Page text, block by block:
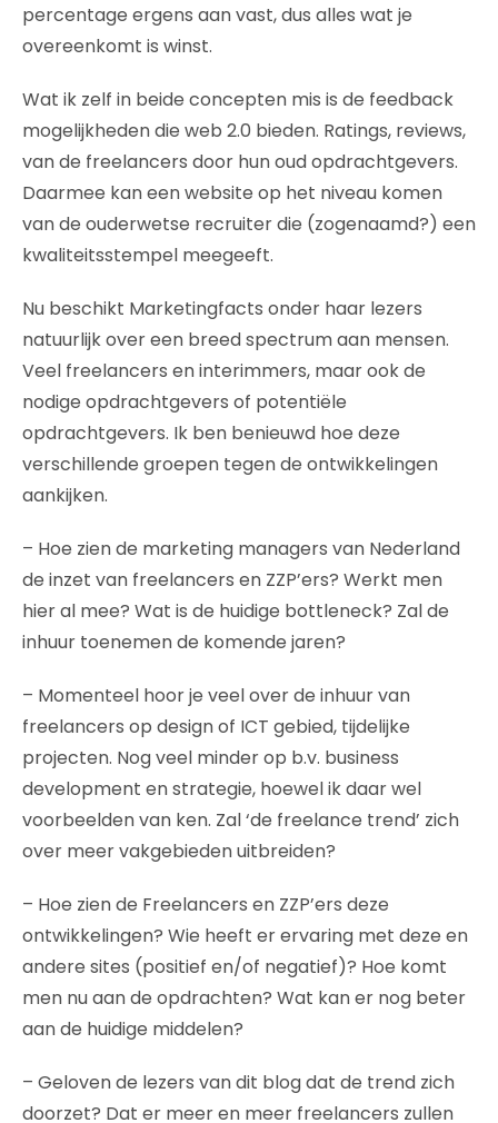
percentage ergens aan vast, dus alles wat je
overeenkomt is winst.
Wat ik zelf in beide concepten mis is de feedback
mogelijkheden die web 2.0 bieden. Ratings, reviews,
van de freelancers door hun oud opdrachtgevers.
Daarmee kan een website op het niveau komen
van de ouderwetse recruiter die (zogenaamd?) een
kwaliteitsstempel meegeeft.
Nu beschikt Marketingfacts onder haar lezers
natuurlijk over een breed spectrum aan mensen.
Veel freelancers en interimmers, maar ook de
nodige opdrachtgevers of potentiële
opdrachtgevers. Ik ben benieuwd hoe deze
verschillende groepen tegen de ontwikkelingen
aankijken.
– Hoe zien de marketing managers van Nederland
de inzet van freelancers en ZZP’ers? Werkt men
hier al mee? Wat is de huidige bottleneck? Zal de
inhuur toenemen de komende jaren?
– Momenteel hoor je veel over de inhuur van
freelancers op design of ICT gebied, tijdelijke
projecten. Nog veel minder op b.v. business
development en strategie, hoewel ik daar wel
voorbeelden van ken. Zal ‘de freelance trend’ zich
over meer vakgebieden uitbreiden?
– Hoe zien de Freelancers en ZZP’ers deze
ontwikkelingen? Wie heeft er ervaring met deze en
andere sites (positief en/of negatief)? Hoe komt
men nu aan de opdrachten? Wat kan er nog beter
aan de huidige middelen?
– Geloven de lezers van dit blog dat de trend zich
doorzet? Dat er meer en meer freelancers zullen